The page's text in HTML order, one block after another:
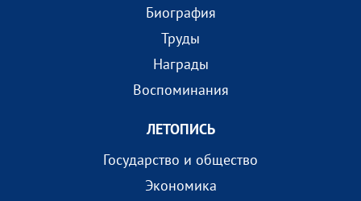
Биография
Труды
Награды
Воспоминания
ЛЕТОПИСЬ
Государство и общество
Экономика